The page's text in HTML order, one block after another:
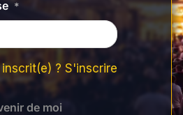
*
? S'inscrire
de moi